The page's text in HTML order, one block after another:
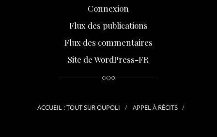
Connexion
Flux des publications
Flux des commentaires
Site de WordPress-FR
ACCUEIL : TOUT SUR OUPOLI APPEL À RÉCITS